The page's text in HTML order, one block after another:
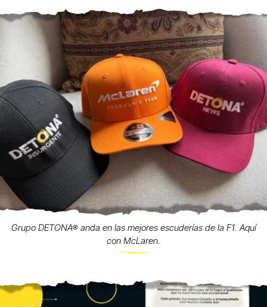
Grupo DETONA® anda en las mejores escuderías de la F1. Aquí
con McLaren.